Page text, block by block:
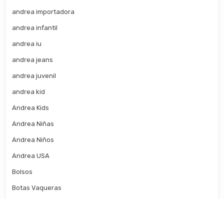
andrea importadora
andrea infantil
andrea iu
andrea jeans
andrea juvenil
andrea kid
Andrea Kids
Andrea Niñas
Andrea Niños
Andrea USA
Bolsos
Botas Vaqueras